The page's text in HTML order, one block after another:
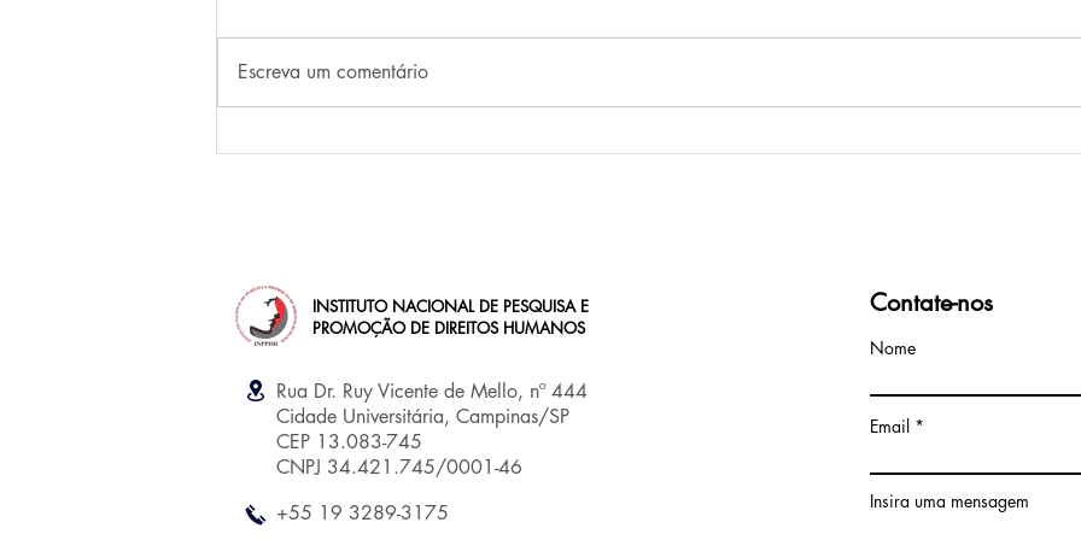
Escreva um comentário
INSTITUTO NACIONAL DE PESQUISA E
PROMOÇÃO DE DIREITOS HUMANOS
Rua Dr. Ruy Vicente de Mello, nº 444
Cidade Universitária, Campinas/SP
CEP 13.083-745
CNPJ 34.421.745/0001-46
+55 19 3289-3175
Contate-nos
Nome
Email
Insira uma mensagem